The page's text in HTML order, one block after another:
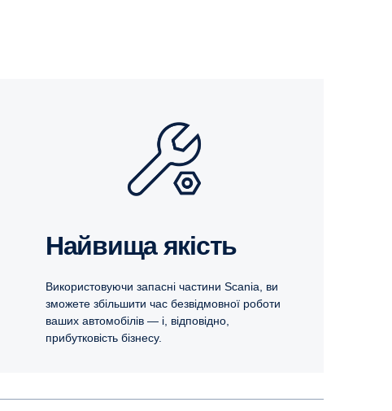
Найвища якість
Використовуючи запасні частини Scania, ви
зможете збільшити час безвідмовної роботи
ваших автомобілів — і, відповідно,
прибутковість бізнесу.